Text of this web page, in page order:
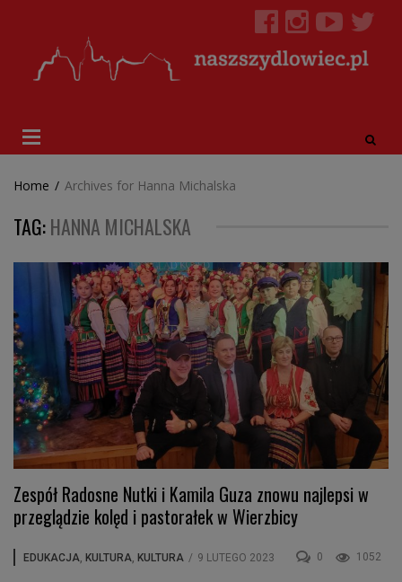
Home / Archives for Hanna Michalska
TAG:HANNA MICHALSKA
Zespół Radosne Nutki i Kamila Guza znowu najlepsi w
przeglądzie kolęd i pastorałek w Wierzbicy
EDUKACJA, KULTURA, KULTURA / 9 LUTEGO 2023 0 1052